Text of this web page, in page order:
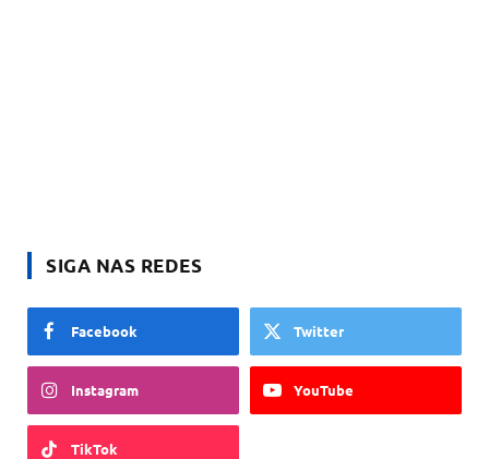
SIGA NAS REDES
Facebook Twitter
Instagram YouTube
TikTok